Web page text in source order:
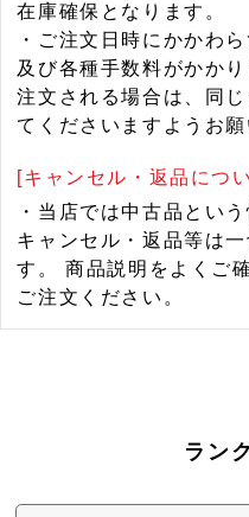
在庫確保となります。
・ご注文日時にかかわ
及び各種手数料がかか
注文される場合は、同
てくださいますようお願
[キャンセル・返品につ
・当店では中古品とい
キャンセル・返品等は
す。 商品説明をよくご
ご注文ください。
ラン